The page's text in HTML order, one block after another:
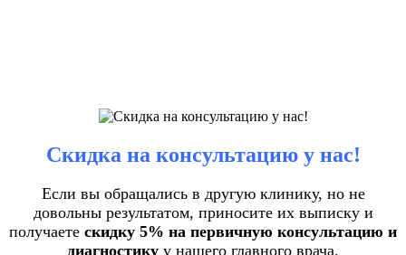
Скидка на консультацию у нас!
Если вы обращались в другую клинику, но не
довольны результатом, приносите их выписку и
получаете скидку 5% на первичную консультацию и
диагностику у нашего главного врача.